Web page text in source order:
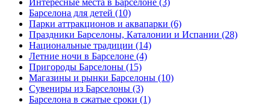
Барселона для детей (10)
Парки аттракционов и аквапарки (6)
Праздники Барселоны, Каталонии и Испании (28)
Национальные традиции (14)
Летние ночи в Барселоне (4)
Пригороды Барселоны (15)
Магазины и рынки Барселоны (10)
Сувениры из Барселоны (3)
Барселона в сжатые сроки (1)